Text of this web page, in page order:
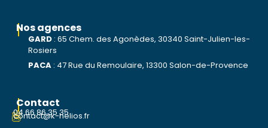
Nos agences
GARD : 65 Chem. des Agonèdes, 30340 Saint-Julien-les-
Rosiers
PACA : 47 Rue du Remoulaire, 13300 Salon-de-Provence
Contact
04 66 86 35 35
contact@k-helios.fr